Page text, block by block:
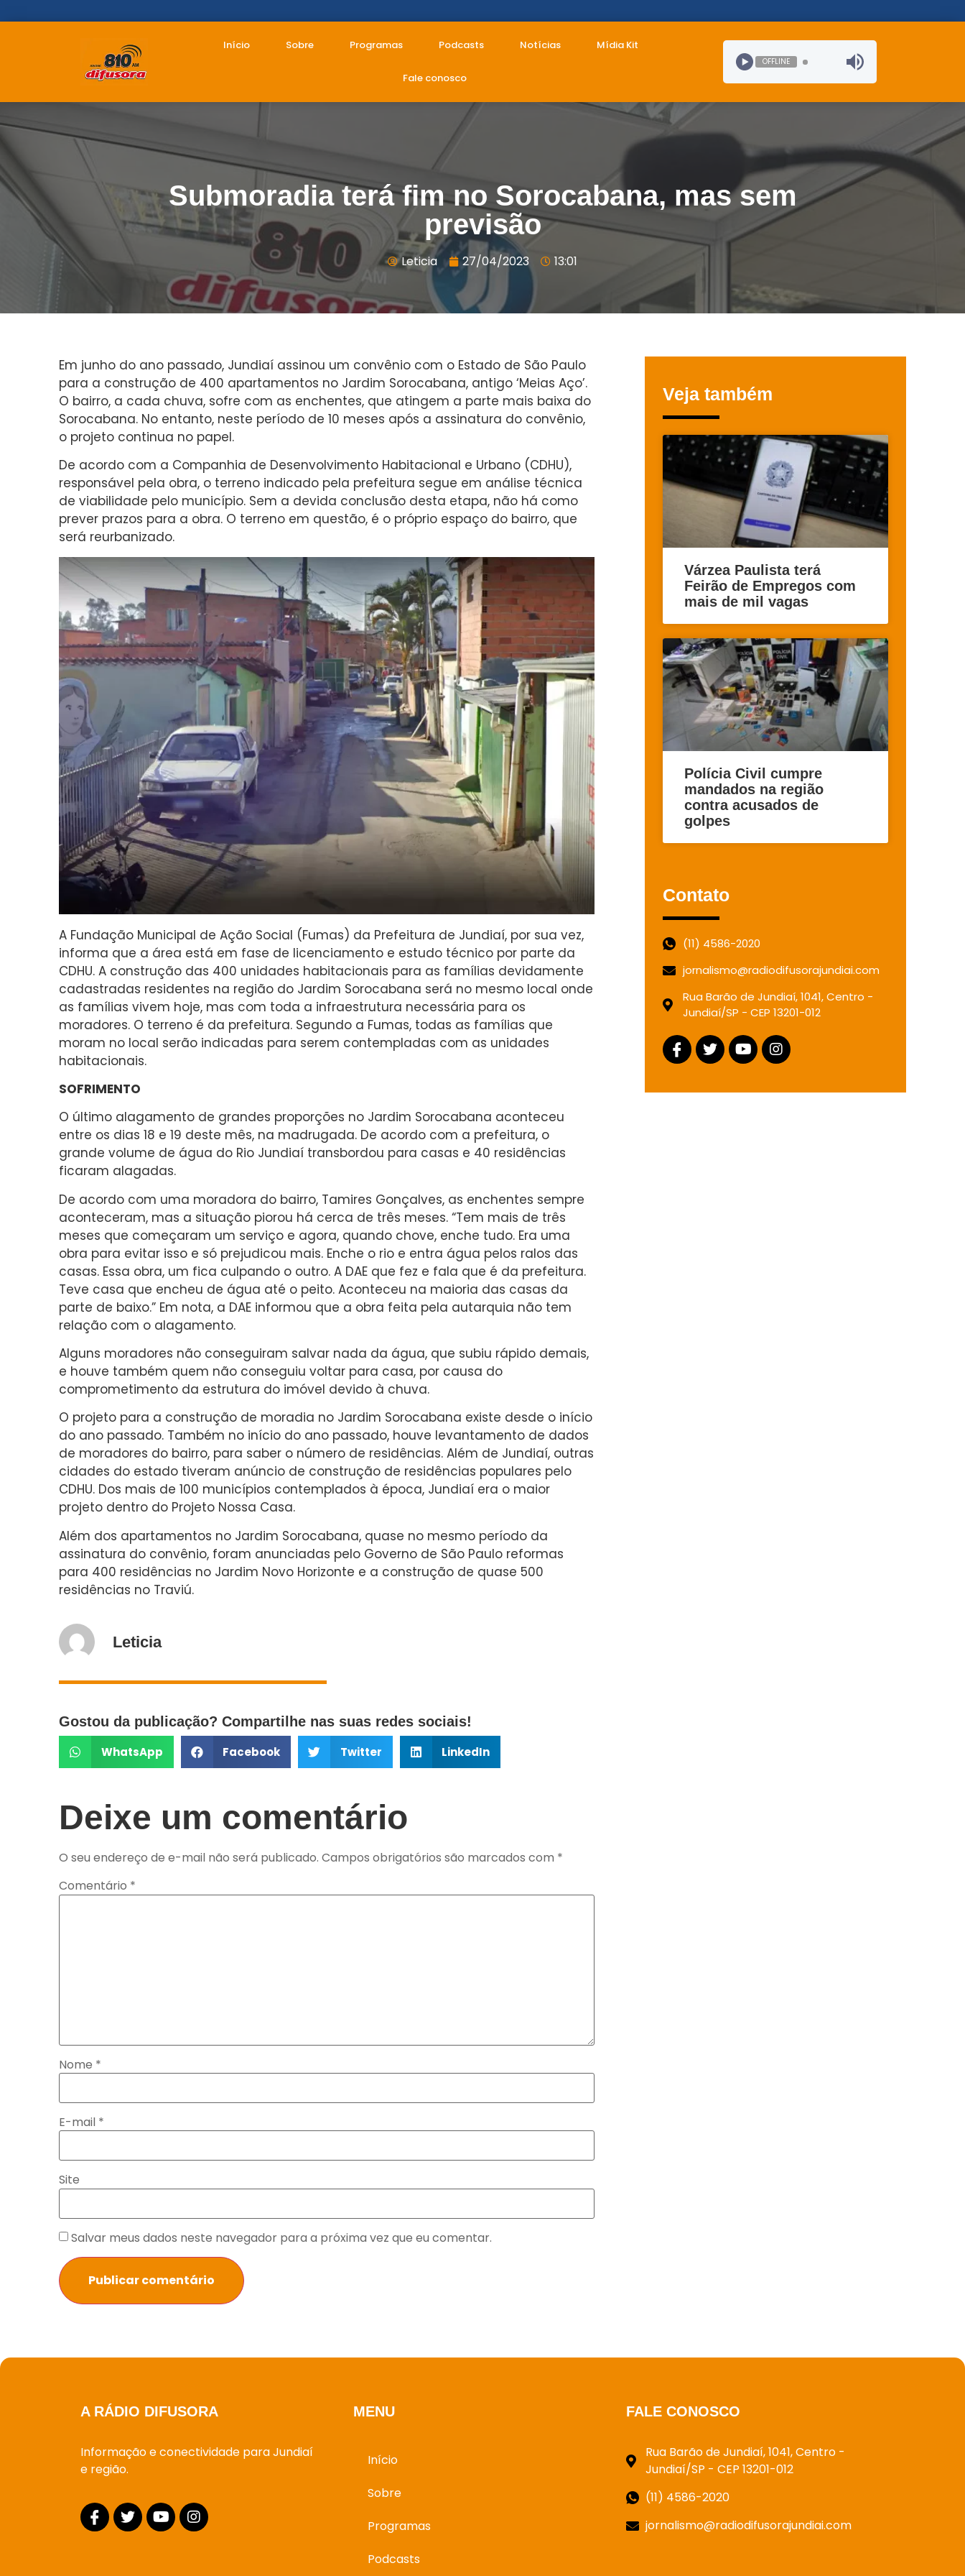
Início Sobre Programas Podcasts Notícias Mídia Kit
Fale conosco
OFFLINE
Submoradia terá fim no Sorocabana, mas sem
previsão
Leticia 27/04/2023 13:01
Em junho do ano passado, Jundiaí assinou um convênio com o Estado de São Paulo
para a construção de 400 apartamentos no Jardim Sorocabana, antigo ‘Meias Aço’.
O bairro, a cada chuva, sofre com as enchentes, que atingem a parte mais baixa do
Sorocabana. No entanto, neste período de 10 meses após a assinatura do convênio,
o projeto continua no papel.
De acordo com a Companhia de Desenvolvimento Habitacional e Urbano (CDHU),
responsável pela obra, o terreno indicado pela prefeitura segue em análise técnica
de viabilidade pelo município. Sem a devida conclusão desta etapa, não há como
prever prazos para a obra. O terreno em questão, é o próprio espaço do bairro, que
será reurbanizado.
A Fundação Municipal de Ação Social (Fumas) da Prefeitura de Jundiaí, por sua vez,
informa que a área está em fase de licenciamento e estudo técnico por parte da
CDHU. A construção das 400 unidades habitacionais para as famílias devidamente
cadastradas residentes na região do Jardim Sorocabana será no mesmo local onde
as famílias vivem hoje, mas com toda a infraestrutura necessária para os
moradores. O terreno é da prefeitura. Segundo a Fumas, todas as famílias que
moram no local serão indicadas para serem contempladas com as unidades
habitacionais.
SOFRIMENTO
O último alagamento de grandes proporções no Jardim Sorocabana aconteceu
entre os dias 18 e 19 deste mês, na madrugada. De acordo com a prefeitura, o
grande volume de água do Rio Jundiaí transbordou para casas e 40 residências
ficaram alagadas.
De acordo com uma moradora do bairro, Tamires Gonçalves, as enchentes sempre
aconteceram, mas a situação piorou há cerca de três meses. “Tem mais de três
meses que começaram um serviço e agora, quando chove, enche tudo. Era uma
obra para evitar isso e só prejudicou mais. Enche o rio e entra água pelos ralos das
casas. Essa obra, um fica culpando o outro. A DAE que fez e fala que é da prefeitura.
Teve casa que encheu de água até o peito. Aconteceu na maioria das casas da
parte de baixo.” Em nota, a DAE informou que a obra feita pela autarquia não tem
relação com o alagamento.
Alguns moradores não conseguiram salvar nada da água, que subiu rápido demais,
e houve também quem não conseguiu voltar para casa, por causa do
comprometimento da estrutura do imóvel devido à chuva.
O projeto para a construção de moradia no Jardim Sorocabana existe desde o início
do ano passado. Também no início do ano passado, houve levantamento de dados
de moradores do bairro, para saber o número de residências. Além de Jundiaí, outras
cidades do estado tiveram anúncio de construção de residências populares pelo
CDHU. Dos mais de 100 municípios contemplados à época, Jundiaí era o maior
projeto dentro do Projeto Nossa Casa.
Além dos apartamentos no Jardim Sorocabana, quase no mesmo período da
assinatura do convênio, foram anunciadas pelo Governo de São Paulo reformas
para 400 residências no Jardim Novo Horizonte e a construção de quase 500
residências no Traviú.
Leticia
Gostou da publicação? Compartilhe nas suas redes sociais!
WhatsApp Facebook Twitter LinkedIn
Deixe um comentário
O seu endereço de e-mail não será publicado. Campos obrigatórios são marcados com *
Comentário *
Nome *
E-mail *
Site
Salvar meus dados neste navegador para a próxima vez que eu comentar.
Veja também
Várzea Paulista terá
Feirão de Empregos com
mais de mil vagas
Polícia Civil cumpre
mandados na região
contra acusados de
golpes
Contato
(11) 4586-2020
jornalismo@radiodifusorajundiai.com
Rua Barão de Jundiaí, 1041, Centro -
Jundiaí/SP - CEP 13201-012
A RÁDIO DIFUSORA
Informação e conectividade para Jundiaí
e região.
MENU
Início
Sobre
Programas
Podcasts
FALE CONOSCO
Rua Barão de Jundiaí, 1041, Centro -
Jundiaí/SP - CEP 13201-012
(11) 4586-2020
jornalismo@radiodifusorajundiai.com